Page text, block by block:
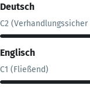
Deutsch
C2
Englisch
C1 (Fließend)